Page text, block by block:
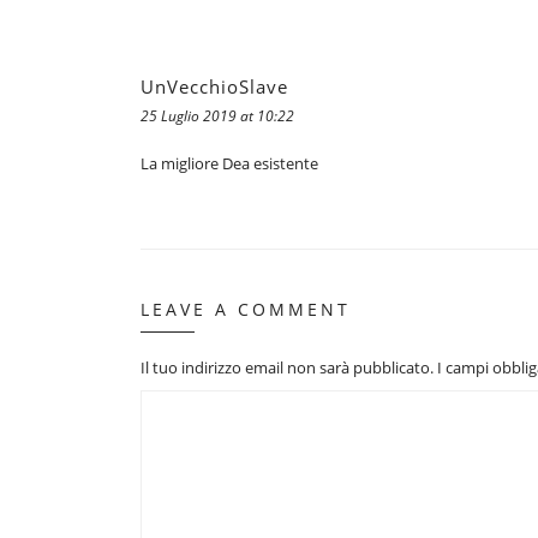
UnVecchioSlave
25 Luglio 2019 at 10:22
La migliore Dea esistente
LEAVE A COMMENT
Il tuo indirizzo email non sarà pubblicato. I campi